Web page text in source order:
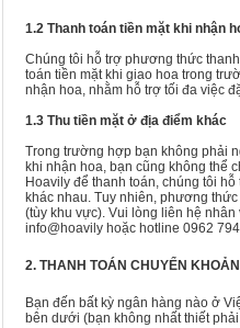
1.2 Thanh toán tiền mặt khi nhận
Chúng tôi hỗ trợ phương thức
toán tiền mặt khi giao hoa trong
nhận hoa, nhằm hỗ trợ tối đa việc
1.3 Thu tiền mặt ở địa điểm khác
Trong trường hợp bạn không phải
khi nhận hoa, bạn cũng không thể
Hoavily để thanh toán, chúng tôi
khác nhau. Tuy nhiên, phương
(tùy khu vực). Vui lòng liên hệ nhân
info@hoavily hoặc hotline 0962
2. THANH TOÁN CHUYỂN
Bạn đến bất kỳ ngân hàng nào ở
bên dưới (bạn không nhất thiết